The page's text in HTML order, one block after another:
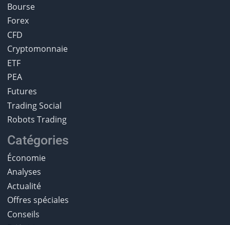
Bourse
Forex
CFD
Cryptomonnaie
ETF
PEA
Futures
Trading Social
Robots Trading
Catégories
Économie
Analyses
Actualité
Offres spéciales
Conseils